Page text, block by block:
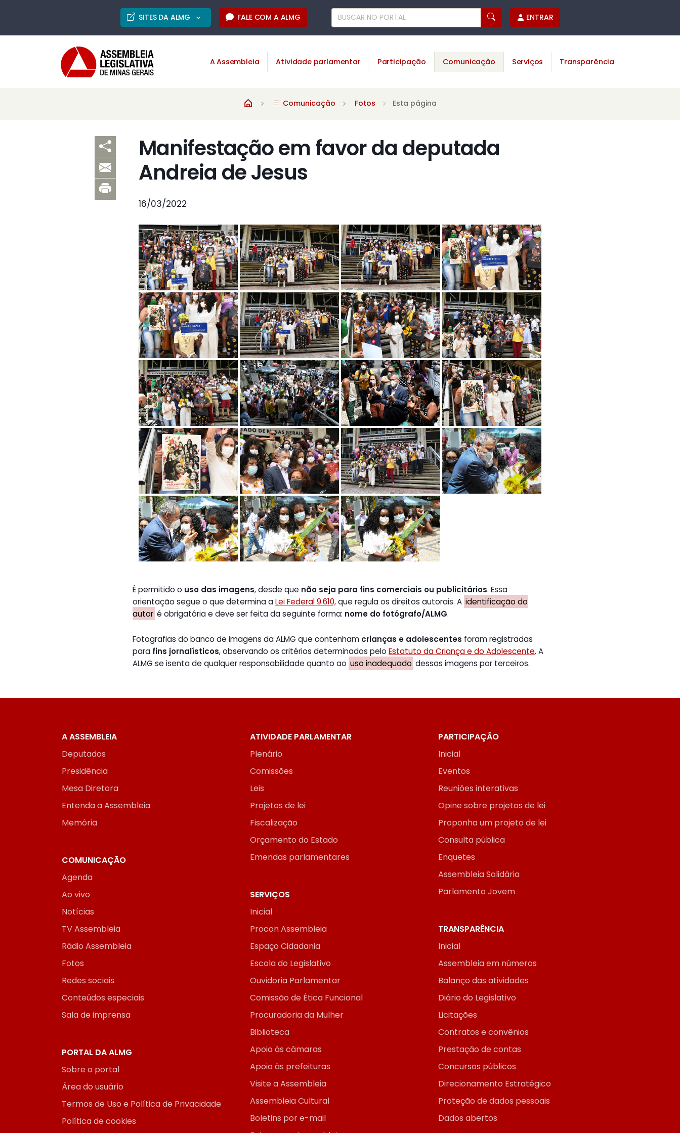
SITES DA ALMG FALE COM A ALMG ENTRAR
A Assembleia Atividade parlamentar Participação Comunicação Serviços Transparência
Comunicação Fotos Esta página
Manifestação em favor da deputada
Andreia de Jesus
16/03/2022
É permitido o uso das imagens, desde que não seja para fins comerciais ou publicitários. Essa
orientação segue o que determina aLei Federal 9.610,que regula os direitos autorais. A identificação do
autor é obrigatória e deve ser feita da seguinte forma: nome do fotógrafo/ALMG.
Fotografias do banco de imagens da ALMG que contenham crianças e adolescentes foram registradas
para fins jornalísticos, observando os critérios determinados pelo Estatuto da Criança e do Adolescente. A
ALMG se isenta de qualquer responsabilidade quanto ao uso inadequado dessas imagens por terceiros.
A ASSEMBLEIA
Deputados
Presidência
Mesa Diretora
Entenda a Assembleia
Memória
ATIVIDADE PARLAMENTAR
Plenário
Comissões
Leis
Projetos de lei
Fiscalização
Orçamento do Estado
Emendas parlamentares
PARTICIPAÇÃO
Inicial
Eventos
Reuniões interativas
Opine sobre projetos de lei
Proponha um projeto de lei
Consulta pública
Enquetes
Assembleia Solidária
Parlamento Jovem
COMUNICAÇÃO
Agenda
Ao vivo
Notícias
TV Assembleia
Rádio Assembleia
Fotos
Redes sociais
Conteúdos especiais
Sala de imprensa
SERVIÇOS
Inicial
Procon Assembleia
Espaço Cidadania
Escola do Legislativo
Ouvidoria Parlamentar
Comissão de Ética Funcional
Procuradoria da Mulher
Biblioteca
Apoio às câmaras
Apoio às prefeituras
Visite a Assembleia
Assembleia Cultural
Boletins por e-mail
TRANSPARÊNCIA
Inicial
Assembleia em números
Balanço das atividades
Diário do Legislativo
Licitações
Contratos e convênios
Prestação de contas
Concursos públicos
Direcionamento Estratégico
Proteção de dados pessoais
Dados abertos
PORTAL DA ALMG
Sobre o portal
Área do usuário
Termos de Uso e Política de Privacidade
Política de cookies